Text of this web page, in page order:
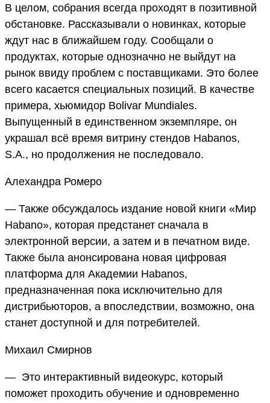
В целом, собрания всегда проходят в позитивной
обстановке. Рассказывали о новинках, которые
ждут нас в ближайшем году. Сообщали о
продуктах, которые однозначно не выйдут на
рынок ввиду проблем с поставщиками. Это более
всего касается специальных позиций. В качестве
примера, хьюмидор Bolivar Mundiales.
Выпущенный в единственном экземпляре, он
украшал всё время витрину стендов Habanos,
S.A., но продолжения не последовало.
Алехандра Ромеро
— Также обсуждалось издание новой книги «Мир
Habano», которая предстанет сначала в
электронной версии, а затем и в печатном виде.
Также была анонсирована новая цифровая
платформа для Академии Habanos,
предназначенная пока исключительно для
дистрибьюторов, а впоследствии, возможно, она
станет доступной и для потребителей.
Михаил Смирнов
— Это интерактивный видеокурс, который
поможет проходить обучение и одновременно